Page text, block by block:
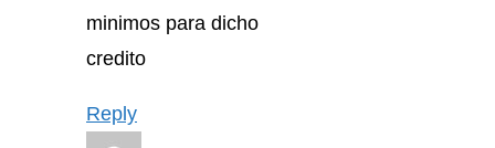
minimos para dicho
credito
Reply